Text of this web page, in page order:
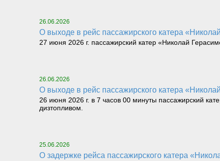
26.06.2026
О выходе в рейс пассажирского катера
27 июня 2026 г. пассажирский катер «Николай
26.06.2026
О выходе в рейс пассажирского катера
26 июня 2026 г. в 7 часов 00 минуты пассажирский
дизтопливом.
25.06.2026
О задержке рейса пассажирского катера